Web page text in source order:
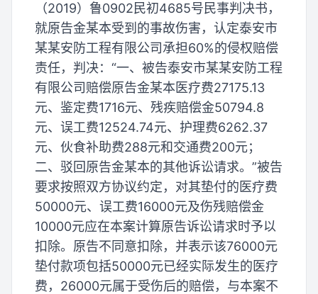
（2019）鲁0902民初4685号民事判决书，
就原告金某本受到的事故伤害，认定泰安市
某某安防工程有限公司承担60%的侵权赔偿
责任，判决：“一、被告泰安市某某安防工程
有限公司赔偿原告金某本医疗费27175.13
元、鉴定费1716元、残疾赔偿金50794.8
元、误工费12524.74元、护理费6262.37
元、伙食补助费288元和交通费200元；
二、驳回原告金某本的其他诉讼请求。”被告
要求按照双方协议约定，对其垫付的医疗费
50000元、误工费16000元及伤残赔偿金
10000元应在本案计算原告诉讼请求时予以
扣除。原告不同意扣除，并表示该76000元
垫付款项包括50000元已经实际发生的医疗
费，26000元属于受伤后的赔偿，与本案不